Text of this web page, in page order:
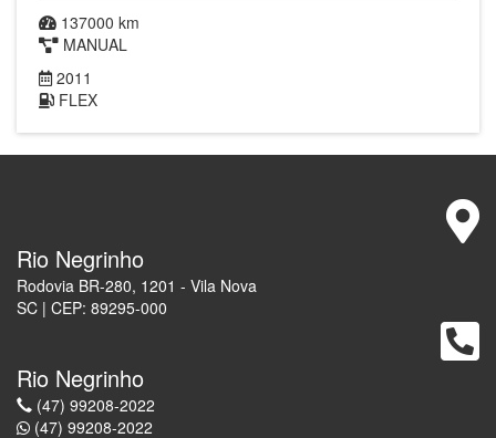
137000 km
MANUAL
2011
FLEX
Rio Negrinho
Rodovia BR-280, 1201 - Vila Nova
SC | CEP: 89295-000
Rio Negrinho
(47) 99208-2022
(47) 99208-2022